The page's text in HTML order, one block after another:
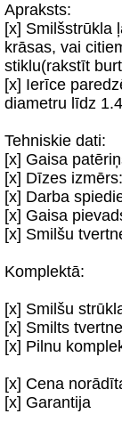
Apraksts:
[x] Smilšstrūkla
krāsas, vai
stiklu(rakstīt
[x] Ierīce
diametru līdz
Tehniskie dati:
[x] Gaisa
[x] Dīzes
[x] Darba
[x] Gaisa
[x] Smilšu
Komplektā:
[x] Smilšu
[x] Smilts tvertne
[x] Pilnu
[x] Cena
[x] Garantija